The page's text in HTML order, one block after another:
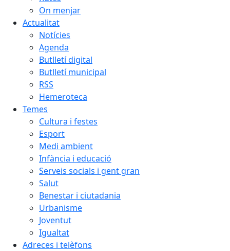
On menjar
Actualitat
Notícies
Agenda
Butlletí digital
Butlletí municipal
RSS
Hemeroteca
Temes
Cultura i festes
Esport
Medi ambient
Infància i educació
Serveis socials i gent gran
Salut
Benestar i ciutadania
Urbanisme
Joventut
Igualtat
Adreces i telèfons